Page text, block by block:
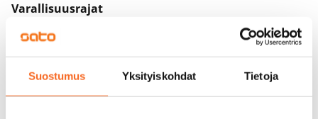
Suostumus Yksityiskohdat Tietoja
Varallisuusrajat
Vuokra